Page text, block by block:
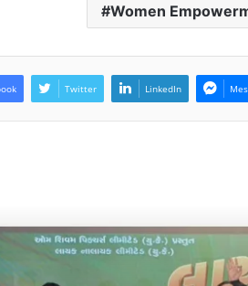
Women
Twitter LinkedIn